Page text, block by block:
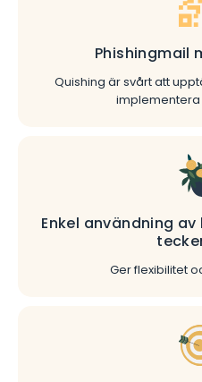
Phishingmail
Quishing är svårt att
implementera
Enkel användning
Ger flexibilitet